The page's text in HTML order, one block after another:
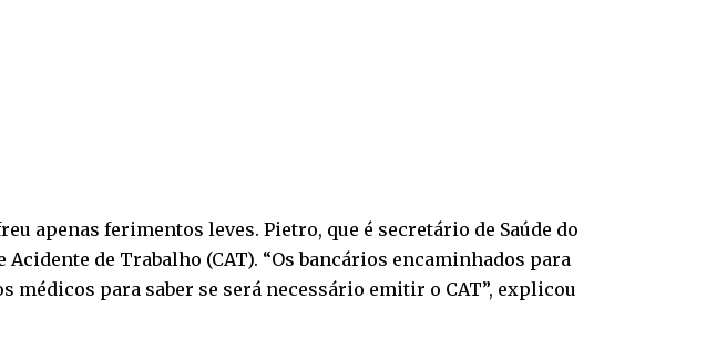
apenas ferimentos leves. Pietro, que é secretário de Saúde do
de Trabalho (CAT). “Os bancários encaminhados para
para saber se será necessário emitir o CAT”, explicou